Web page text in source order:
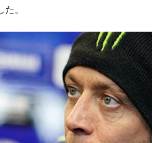
。